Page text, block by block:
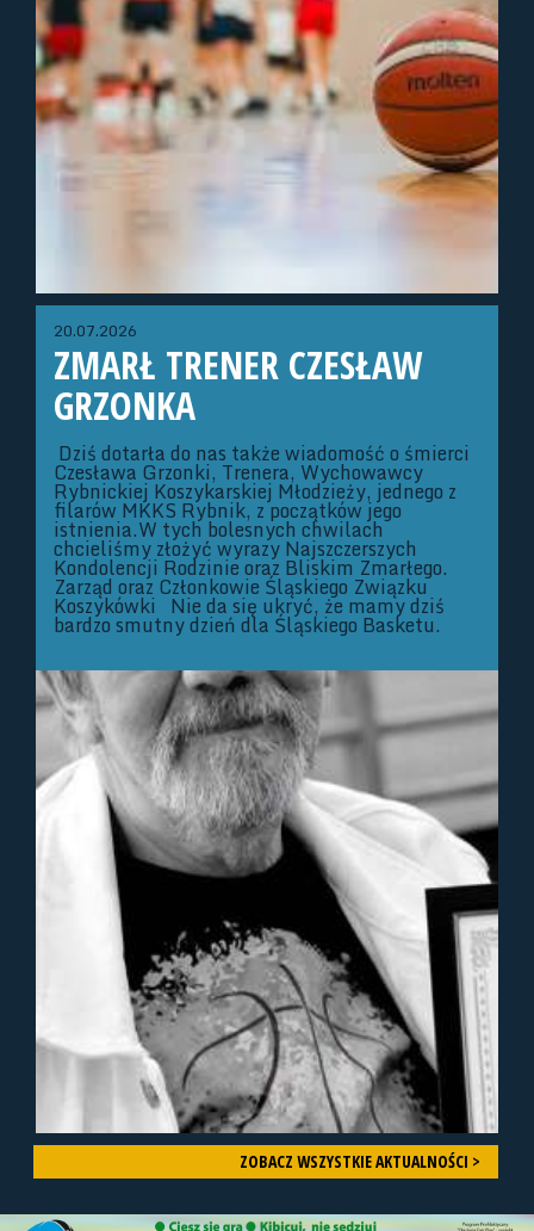
20.07.2026
ZMARŁ TRENER CZESŁAW
GRZONKA
Dziś dotarła do nas także wiadomość o śmierci
Czesława Grzonki, Trenera, Wychowawcy
Rybnickiej Koszykarskiej Młodzieży, jednego z
filarów MKKS Rybnik, z początków jego
istnienia.W tych bolesnych chwilach
chcieliśmy złożyć wyrazy Najszczerszych
Kondolencji Rodzinie oraz Bliskim Zmarłego.
Zarząd oraz Członkowie Śląskiego Związku
Koszykówki Nie da się ukryć, że mamy dziś
bardzo smutny dzień dla Śląskiego Basketu.
ZOBACZ WSZYSTKIE AKTUALNOŚCI >